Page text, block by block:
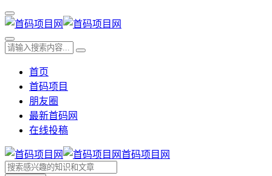
首页
首码项目
朋友圈
最新首码网
在线投稿
首码项目网